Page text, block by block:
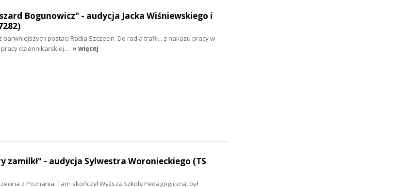
Bogunowicz" - audycja Jacka Wiśniewskiego i
barwniejszych postaci Radia Szczecin. Do radia trafił... z nakazu pracy w
dziennikarskiej… » więcej
zamilkł" - audycja Sylwestra Woronieckiego (TS
z Poznania. Tam skończył Wyższą Szkołę Pedagogiczną, był